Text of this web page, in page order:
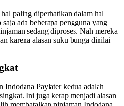
paling diperhatikan dalam hal
ada beberapa pengguna yang
sedang diproses. Nah mereka
karena alasan suku bunga dinilai
Indodana Paylater kedua adalah
Ini juga kerap menjadi alasan